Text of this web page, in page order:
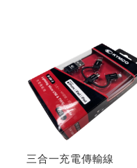
三合一充電傳輸線